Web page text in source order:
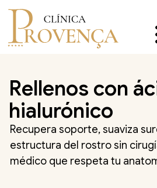
Rellenos con
hialurónico
Recupera soporte, suaviza
estructura del rostro sin
médico que respeta tu